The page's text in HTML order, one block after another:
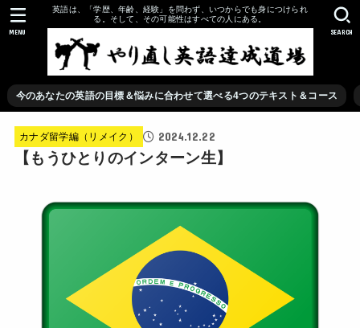
英語は、「学歴、年齢、経験」を問わず、いつからでも身につけられ
る。そして、その可能性はすべての人にある。
今のあなたの英語の目標＆悩みに合わせて選べる4つのテキスト＆コース
SEARCH
MENU
カナダ留学編（リメイク） 2024.12.22
【もうひとりのインターン生】